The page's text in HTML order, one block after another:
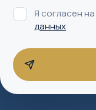
Я согласен на
данных